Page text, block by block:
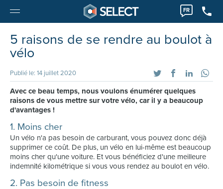
FR
5 raisons de se rendre au boulot à
vélo
Publié le: 14 juillet 2020
Avec ce beau temps, nous voulons énumérer quelques
raisons de vous mettre sur votre vélo, car il y a beaucoup
d'avantages !
1. Moins cher
Un vélo n'a pas besoin de carburant, vous pouvez donc déjà
supprimer ce coût. De plus, un vélo en lui-même est beaucoup
moins cher qu'une voiture. Et vous bénéficiez d'une meilleure
indemnité kilométrique si vous vous rendez au boulot en vélo.
2. Pas besoin de fitness